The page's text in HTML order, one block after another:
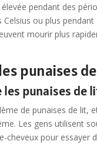
pendant des
ou plus
mourir plus
punaises
punaises
de punaises de lit,
Les gens utilisent
pour essayer